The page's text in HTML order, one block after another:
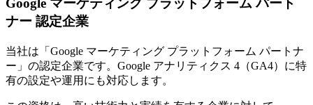
Google マーケティング プラットフォーム パート
ナー 認定企業
当社は「Google マーケティング プラットフォーム パートナ
ー」の認定企業です。Google アナリティクス 4（GA4）に特
有の設定や運用にも対応します。